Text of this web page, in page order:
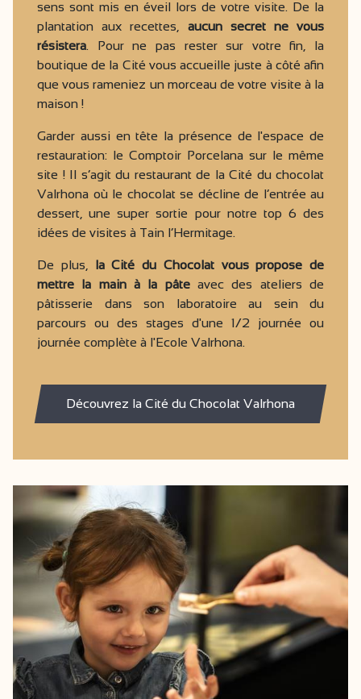
sens sont mis en éveil lors de votre visite. De la
plantation aux recettes, aucun secret ne vous
résistera. Pour ne pas rester sur votre fin, la
boutique de la Cité vous accueille juste à côté afin
que vous rameniez un morceau de votre visite à la
maison !
Garder aussi en tête la présence de l'espace de
restauration: le Comptoir Porcelana sur le même
site ! Il s’agit du restaurant de la Cité du chocolat
Valrhona où le chocolat se décline de l’entrée au
dessert, une super sortie pour notre top 6 des
idées de visites à Tain l’Hermitage.
De plus,
la Cité du Chocolat vous propose de
mettre la main à la pâte avec des ateliers de
pâtisserie dans son laboratoire au sein du
parcours ou des stages d'une 1/2 journée ou
journée complète à l'Ecole Valrhona.
Découvrez la Cité du Chocolat Valrhona